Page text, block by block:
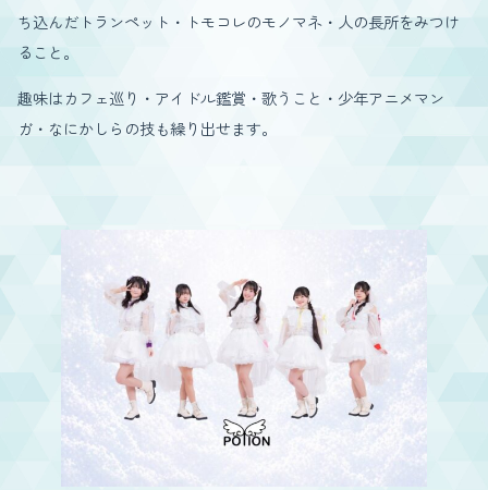
ち込んだトランペット・トモコレのモノマネ・人の長所をみつけ
ること。
趣味はカフェ巡り・アイドル鑑賞・歌うこと・少年アニメマン
ガ・なにかしらの技も繰り出せます。